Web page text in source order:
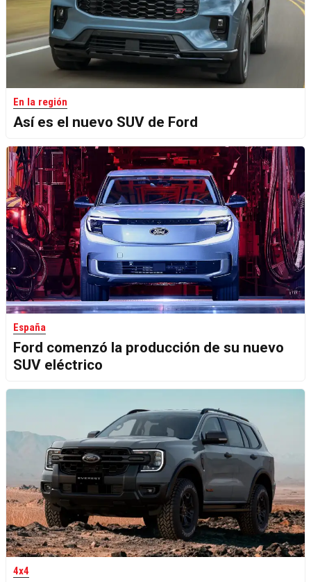
En la región
Así es el nuevo SUV de Ford
España
Ford comenzó la producción de su nuevo
SUV eléctrico
4x4